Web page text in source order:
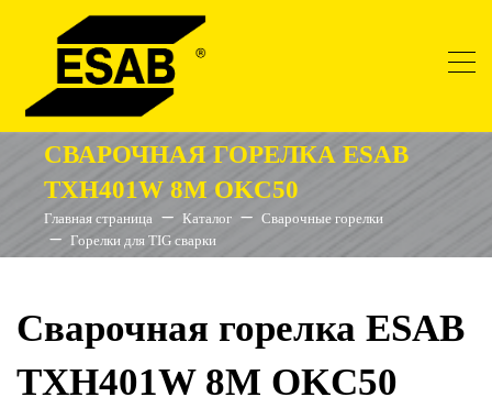
СВАРОЧНАЯ ГОРЕЛКА ESAB
TXH401W 8M OKC50
Главная страница Каталог
Сварочные горелки
Горелки для TIG сварки
Сварочная горелка ESAB
TXH401W 8M OKC50